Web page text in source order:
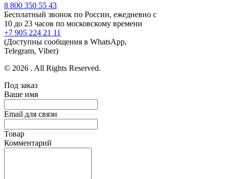
8 800 350 55 43
Бесплатный звонок по России, ежедневно с
10 до 23 часов по московскому времени
+7 905 224 21 11
(Доступны сообщения в WhatsApp,
Telegram, Viber)
© 2026 . All Rights Reserved.
Под заказ
Ваше имя
Email для связи
Товар
Комментарий